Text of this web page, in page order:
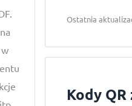
Ostatnia
Kody